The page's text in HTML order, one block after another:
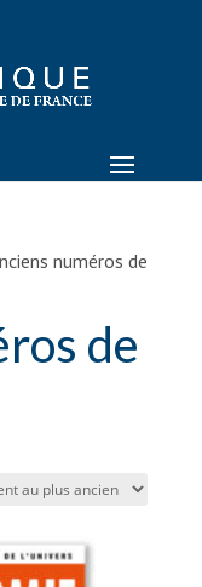
numéros de
de